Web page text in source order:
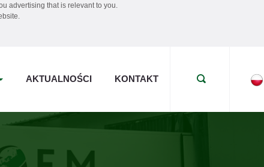
advertising that is relevant to you.
AKTUALNOŚCI KONTAKT